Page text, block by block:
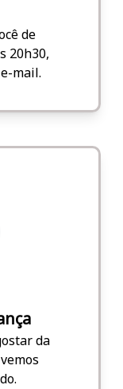
de
20h30,
mail.
da